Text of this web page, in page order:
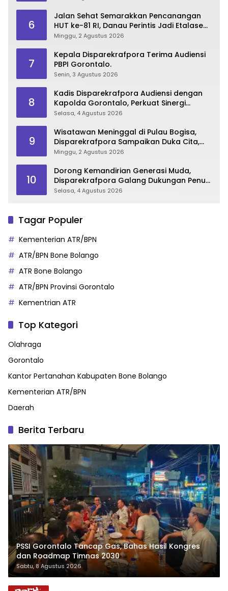
6
Jalan Sehat Semarakkan Pencanangan
HUT ke-81 RI, Danau Perintis Jadi Etalase
Wisata Gorontalo
Minggu, 2 Agustus 2026
7
Kepala Disparekrafpora Terima Audiensi
PBPI Gorontalo.
Senin, 3 Agustus 2026
8
Kadis Disparekrafpora Audiensi dengan
Kapolda Gorontalo, Perkuat Sinergi
Sukseskan Gorontalo Karnaval Karawo
Selasa, 4 Agustus 2026
9
Wisatawan Meninggal di Pulau Bogisa,
Disparekrafpora Sampaikan Duka Cita,
Imbau Utamakan Keselamatan
Minggu, 2 Agustus 2026
10
Dorong Kemandirian Generasi Muda,
Disparekrafpora Galang Dukungan Penuh
Para Aleg Deprov
Selasa, 4 Agustus 2026
Tagar Populer
Kementerian ATR/BPN
ATR/BPN Bone Bolango
ATR Bone Bolango
ATR/BPN Provinsi Gorontalo
Kementrian ATR
Top Kategori
Olahraga
Gorontalo
Kantor Pertanahan Kabupaten Bone Bolango
Kementerian ATR/BPN
Daerah
Berita Terbaru
PSSI Gorontalo Tancap Gas, Bahas Hasil Kongres
dan Roadmap Timnas 2030
Sabtu, 8 Agustus 2026